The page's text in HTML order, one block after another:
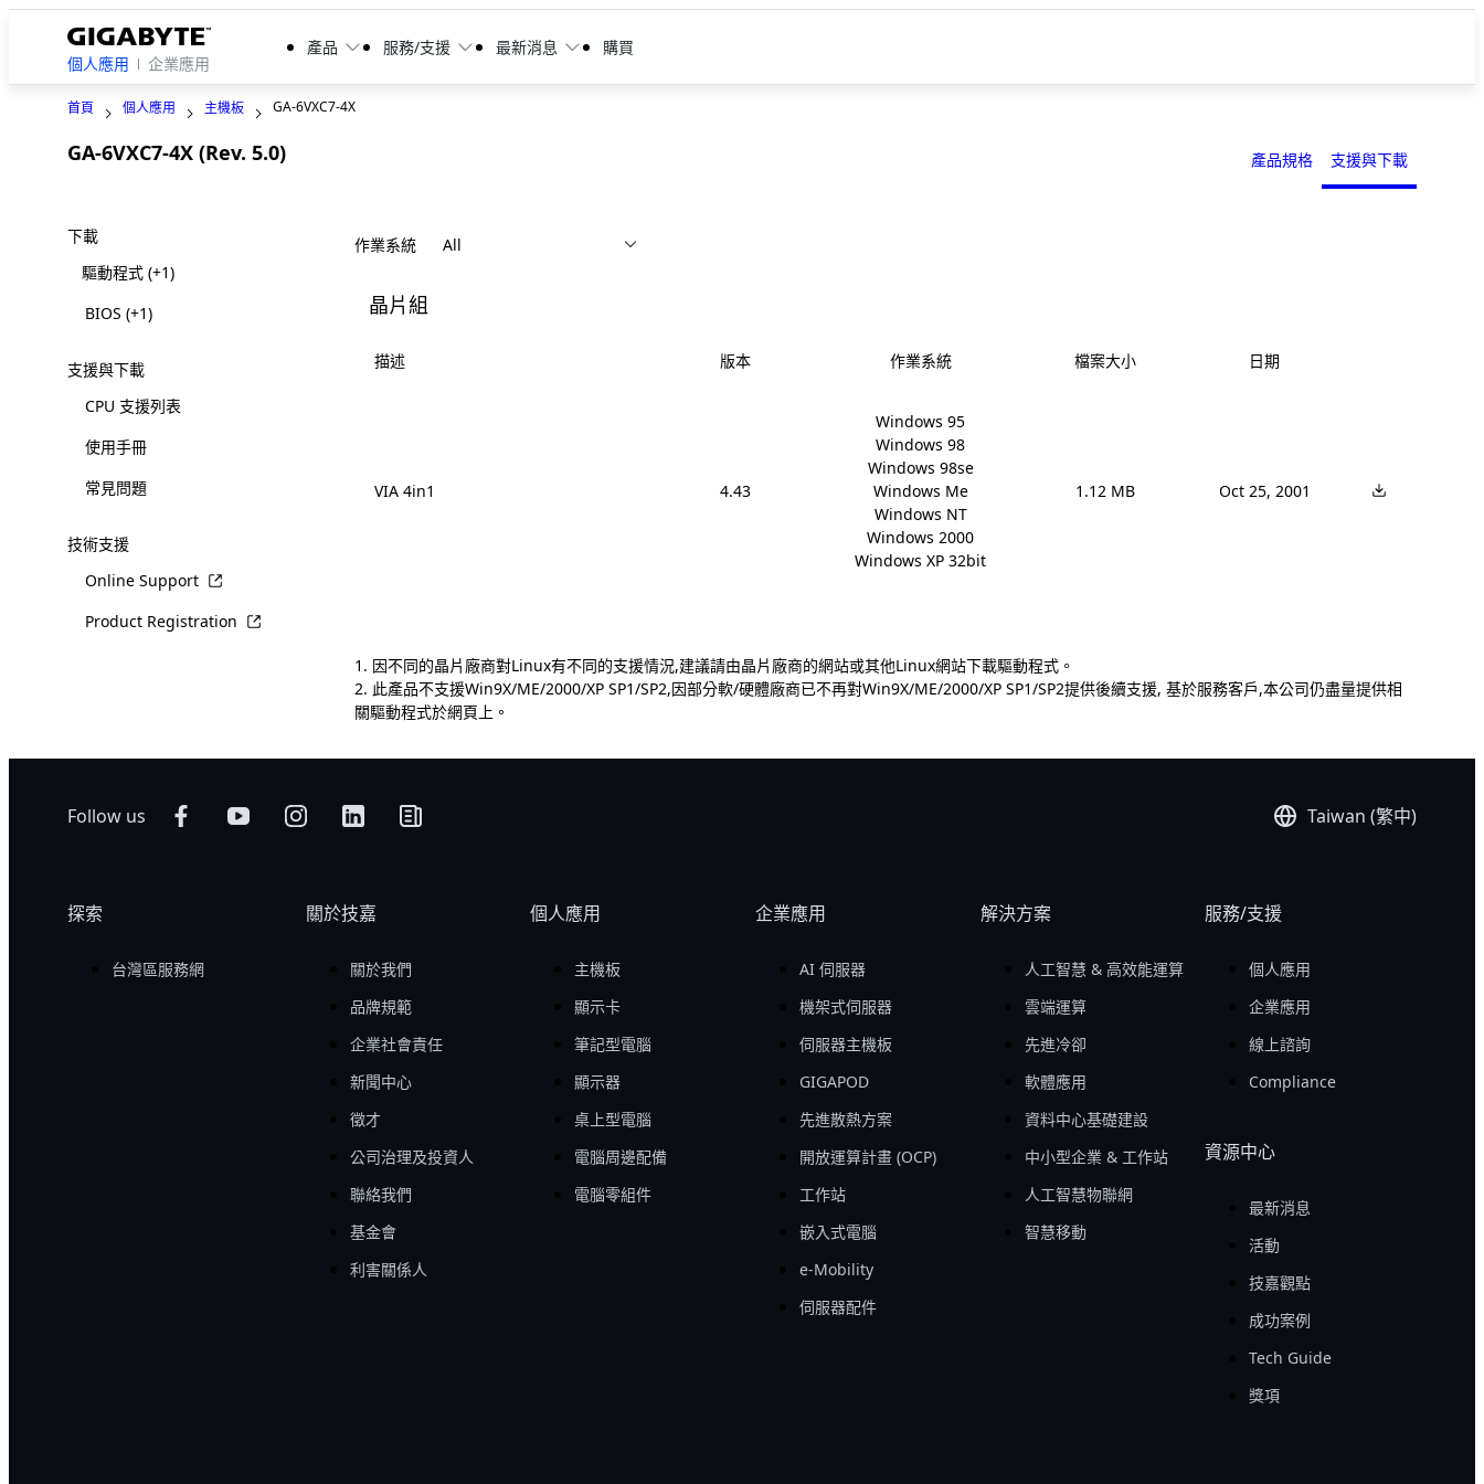
個人應用 企業應用
產品 服務/支援 最新消息 購買
首頁 個人應用 主機板 GA-6VXC7-4X
GA-6VXC7-4X (Rev. 5.0) 產品規格 支援與下載
下載
驅動程式(+1)
BIOS(+1)
支援與下載
CPU 支援列表
使用手冊
常見問題
技術支援
Online Support
Product Registration
作業系統
晶片組
描述 版本 作業系統 檔案大小 日期
VIA 4in1 4.43
Windows 95
Windows 98
Windows 98se
Windows Me
Windows NT
Windows 2000
Windows XP 32bit
1.12 MB Oct 25, 2001
1. 因不同的晶片廠商對Linux有不同的支援情況,建議請由晶片廠商的網站或其他Linux網站下載驅動程式。
2. 此產品不支援Win9X/ME/2000/XP SP1/SP2,因部分軟/硬體廠商已不再對Win9X/ME/2000/XP SP1/SP2提供後續支援, 基於服務客戶,本公司仍盡量提供相
關驅動程式於網頁上。
Follow us Taiwan (繁中)
探索
台灣區服務網
關於技嘉
關於我們
品牌規範
企業社會責任
新聞中心
徵才
公司治理及投資人
聯絡我們
基金會
利害關係人
個人應用
主機板
顯示卡
筆記型電腦
顯示器
桌上型電腦
電腦周邊配備
電腦零組件
企業應用
AI 伺服器
機架式伺服器
伺服器主機板
GIGAPOD
先進散熱方案
開放運算計畫 (OCP)
工作站
嵌入式電腦
e-Mobility
伺服器配件
解決方案
人工智慧 & 高效能運算
雲端運算
先進冷卻
軟體應用
資料中心基礎建設
中小型企業 & 工作站
人工智慧物聯網
智慧移動
服務/支援
個人應用
企業應用
線上諮詢
Compliance
資源中心
最新消息
活動
技嘉觀點
成功案例
Tech Guide
獎項